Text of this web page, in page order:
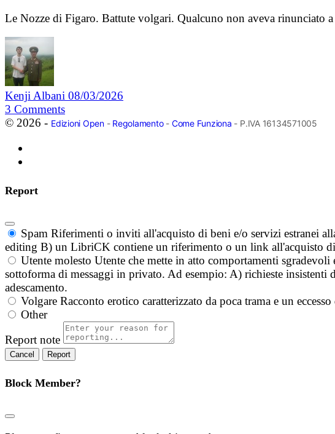
Le Nozze di Figaro. Battute volgari. Qualcuno non aveva
Kenji Albani 08/03/2026
3 Comments
© 2026 - Edizioni Open- Regolamento- Come Funziona - P.IVA 16134571005
Report
Spam Riferimenti o inviti all'acquisto di beni e/o servizi estranei
editing B) un LibriCK contiene un riferimento o un link all'acquisto
Utente molesto Utente che mette in atto comportamenti
sottoforma di messaggi in privato. Ad esempio: A) richieste
adescamento.
Volgare Racconto erotico caratterizzato da poca trama e un
Other
Report note
Report
Block Member?